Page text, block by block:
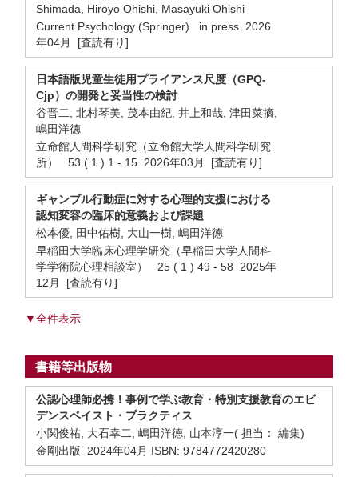
Shimada, Hiroyo Ohishi, Masayuki Ohishi
Current Psychology (Springer) in press 2026
年04月 [査読有り]
日本語版児童生徒用プライアンス尺度（GPQ-
Cjp）の開発と妥当性の検討
谷晋二, 北村琴美, 茂本由紀, 井上和哉, 津田菜摘,
嶋田洋徳
立命館人間科学研究（立命館大学人間科学研究
所） 53 ( 1 ) 1 - 15 2026年03月 [査読有り]
ギャンブル行動症に対する心理的支援における
認知変容の臨床的意義および課題
松本優, 田中佑樹, 大山一樹, 嶋田洋徳
早稲田大学臨床心理学研究（早稲田大学人間科
学学術院心理相談室） 25 ( 1 ) 49 - 58 2025年
12月 [査読有り]
▼全件表示
書籍等出版物
公認心理師必携！事例で学ぶ教育・特別支援教育のエビ
デンスベイスト・プラクティス
小関俊祐, 大石幸二, 嶋田洋徳, 山本淳一( 担当： 編集)
金剛出版 2024年04月 ISBN: 9784772420280